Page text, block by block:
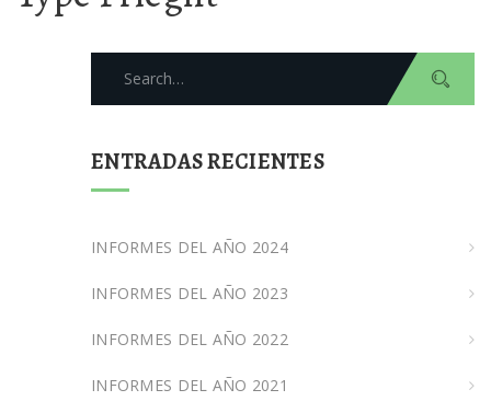
ENTRADAS RECIENTES
INFORMES DEL AÑO 2024
INFORMES DEL AÑO 2023
INFORMES DEL AÑO 2022
INFORMES DEL AÑO 2021